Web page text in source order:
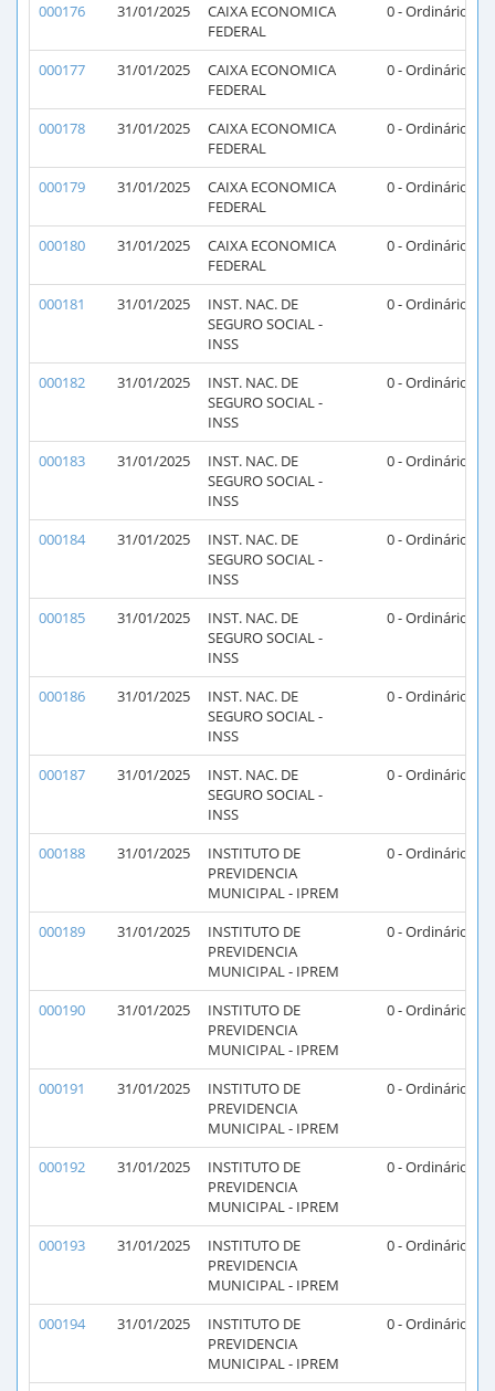
000176 31/01/2025
CAIXA ECONOMICA
FEDERAL
0 - Ordinário
000177 31/01/2025
CAIXA ECONOMICA
FEDERAL
0 - Ordinário
000178 31/01/2025
CAIXA ECONOMICA
FEDERAL
0 - Ordinário
000179 31/01/2025
CAIXA ECONOMICA
FEDERAL
0 - Ordinário
000180 31/01/2025
CAIXA ECONOMICA
FEDERAL
0 - Ordinário
000181 31/01/2025
INST. NAC. DE
SEGURO SOCIAL -
INSS
0 - Ordinário
000182 31/01/2025
INST. NAC. DE
SEGURO SOCIAL -
INSS
0 - Ordinário
000183 31/01/2025
INST. NAC. DE
SEGURO SOCIAL -
INSS
0 - Ordinário
000184 31/01/2025
INST. NAC. DE
SEGURO SOCIAL -
INSS
0 - Ordinário
000185 31/01/2025
INST. NAC. DE
SEGURO SOCIAL -
INSS
0 - Ordinário
000186 31/01/2025
INST. NAC. DE
SEGURO SOCIAL -
INSS
0 - Ordinário
000187 31/01/2025
INST. NAC. DE
SEGURO SOCIAL -
INSS
0 - Ordinário
000188 31/01/2025
INSTITUTO DE
PREVIDENCIA
MUNICIPAL - IPREM
0 - Ordinário
000189 31/01/2025
INSTITUTO DE
PREVIDENCIA
MUNICIPAL - IPREM
0 - Ordinário
000190 31/01/2025
INSTITUTO DE
PREVIDENCIA
MUNICIPAL - IPREM
0 - Ordinário
000191 31/01/2025
INSTITUTO DE
PREVIDENCIA
MUNICIPAL - IPREM
0 - Ordinário
000192 31/01/2025
INSTITUTO DE
PREVIDENCIA
MUNICIPAL - IPREM
0 - Ordinário
000193 31/01/2025
INSTITUTO DE
PREVIDENCIA
MUNICIPAL - IPREM
0 - Ordinário
000194 31/01/2025
INSTITUTO DE
PREVIDENCIA
MUNICIPAL - IPREM
0 - Ordinário